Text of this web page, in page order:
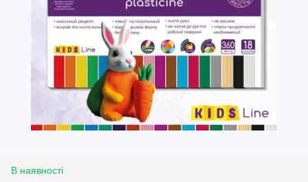
В наявності